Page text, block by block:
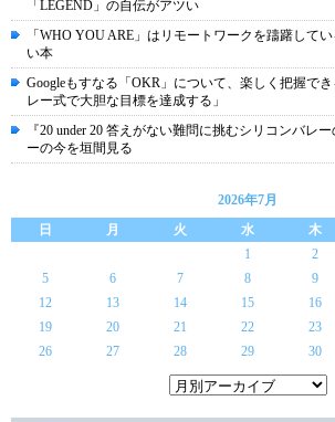
「LEGEND」の自伝がアツい
「WHO YOU ARE」はリモートワークを躊躇して
い本
Googleもすなる「OKR」について、楽しく把握で
レー式で大胆な目標を達成する」
『20 under 20 答えがない難問に挑むシリコンバレ
ーの今を垣間見る
2026年7月
日
月 火 水 木
1
2
5
6 7 8 9
12
13 14 15 16
19
20 21 22 23
26
27 28 29 30